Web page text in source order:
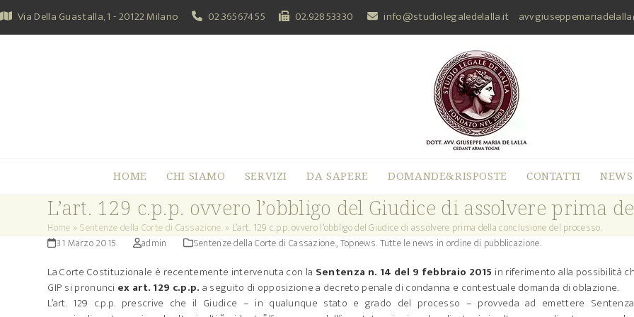
Skip
to
content
Via Della Guastalla, 1 - 20122 Milano 02.36567455 02.92853330 info@studiolegaledelalla.it
HOME CHI SIAMO SERVIZI DA SAPERE DOMANDE&RISPOSTE CONTATTI NEWS
L’art. 129 c.p.p. ovvero l’obbligo del Giudice di assolvere prima
Home »Sentenze della Corte di Cassazione.» L’art. 129 c.p.p. ovvero l’obbligo del Giudice di assolvere prima della conclusione del processo.
31 Marzo 2015
admin Sentenze della Corte di Cassazione.,Topnews. Tutte le news in ordine di pubblicazione.
La Corte Costituzionale è recentemente intervenuta con la Sentenza n. 14 del 9 febbraio 2015 in riferimento alla possibilità
GIP si pronunci ex art. 129 c.p.p. a seguito di opposizione a decreto penale di condanna e contestuale domanda di oblazione.
L’art. 129 c.p.p. prescrive che il Giudice – in qualunque stato e grado del processo – provveda ad emettere